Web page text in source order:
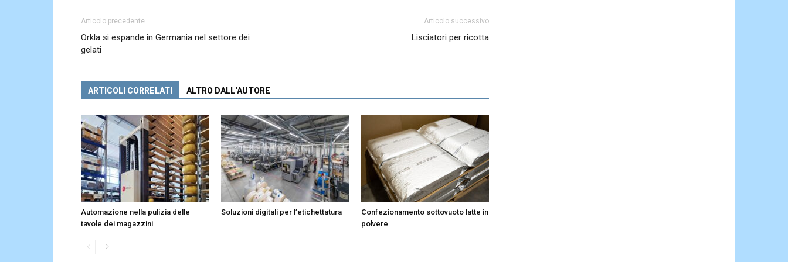
Articolo precedente
Orkla si espande in Germania nel settore dei
gelati
Articolo successivo
Lisciatori per ricotta
ARTICOLI CORRELATI ALTRO DALL'AUTORE
Automazione nella pulizia delle
tavole dei magazzini
Soluzioni digitali per l’etichettatura
Confezionamento sottovuoto latte in
polvere